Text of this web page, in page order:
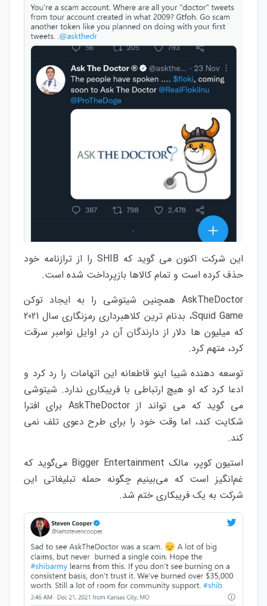
این شرکت اکنون می گوید که SHIB را از ترازنامه خود
حذف کرده است و تمام کالاها بازپرداخت شده است.
AskTheDoctor همچنین شیتوشی را به ایجاد توکن
Squid Game، بدنام ترین کلاهبرداری رمزنگاری سال 2021
که میلیون ها دلار از دارندگان آن در اوایل نوامبر سرقت
کرد، متهم کرد.
توسعه دهنده شیبا اینو قاطعانه این اتهامات را رد کرد و
ادعا کرد که او هیچ ارتباطی با فریبکاری ندارد. شیتوشی
می گوید که می تواند از AskTheDoctor برای افترا
شکایت کند، اما وقت خود را برای طرح دعوی تلف نمی
کند.
استیون کوپر، مالک Bigger Entertainment می‌گوید که
غم‌انگیز است که می‌بینیم چگونه حمله تبلیغاتی این
شرکت به یک فریبکاری ختم شد.